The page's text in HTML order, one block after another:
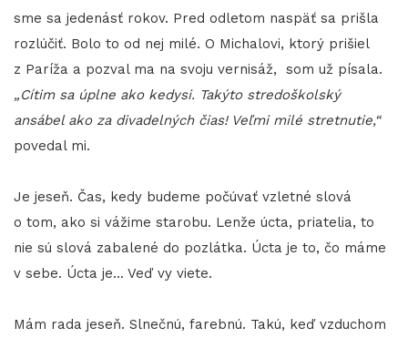
sme sa jedenásť rokov. Pred odletom naspäť sa prišla
rozlúčiť. Bolo to od nej milé. O Michalovi, ktorý prišiel
z Paríža a pozval ma na svoju vernisáž, som už písala.
„Cítim sa úplne ako kedysi. Takýto stredoškolský
ansábel ako za divadelných čias! Veľmi milé stretnutie,“
povedal mi.
Je jeseň. Čas, kedy budeme počúvať vzletné slová
o tom, ako si vážime starobu. Lenže úcta, priatelia, to
nie sú slová zabalené do pozlátka. Úcta je to, čo máme
v sebe. Úcta je... Veď vy viete.
Mám rada jeseň. Slnečnú, farebnú. Takú, keď vzduchom